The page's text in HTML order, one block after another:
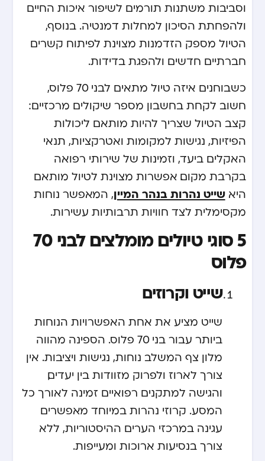
וסביבות משתנות תורמים לשיפור איכות החיים
ולהפחתת הסיכון למחלות דמנטיה. בנוסף,
הטיול מספק הזדמנות מצוינת לפיתוח קשרים
חברתיים חדשים ולהפגת בדידות.
כשבוחנים איזה טיול מתאים לבני 70 פלוס,
חשוב לקחת בחשבון מספר שיקולים מרכזיים:
קצב הטיול שצריך להיות מותאם ליכולות
הפיזיות, נגישות למקומות ואטרקציות, תנאי
האקלים ביעד, וזמינות של שירותי רפואה
בקרבת מקום. אפשרות מצוינת לטיול מותאם
היאשייט נהרות בנהר המיין, המאפשר נוחות
מקסימלית לצד חוויות תרבותיות עשירות.
5 סוגי טיולים מומלצים לבני 70
פלוס
שייט וקרוזים
שייט מציע את אחת האפשרויות הנוחות
ביותר עבור בני 70 פלוס. הספינה מהווה
מלון צף המשלב נוחות, נגישות ויציבות. אין
צורך לארוז ולפרוק מזוודות בין יעדים,
והגישה למתקנים רפואיים זמינה לאורך כל
המסע. קרוזי נהרות במיוחד מאפשרים
עגינה במרכזי הערים ההיסטוריות, ללא
צורך בנסיעות ארוכות ומעייפות.